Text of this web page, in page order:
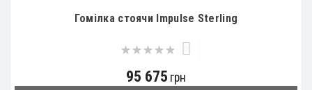
Гомілка стоячи Impulse Sterling
95 675 грн